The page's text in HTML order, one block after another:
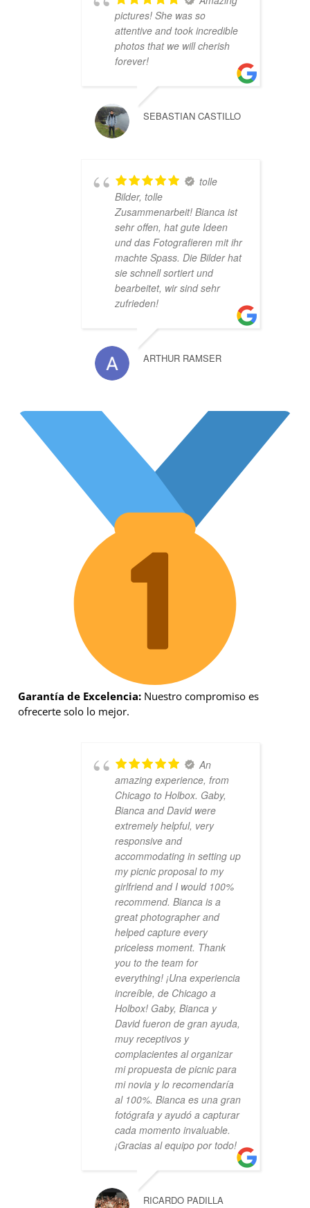
pictures! She was so
attentive and took incredible
photos that we will cherish
forever!
SEBASTIAN CASTILLO
tolle
Bilder, tolle
Zusammenarbeit! Bianca ist
sehr offen, hat gute Ideen
und das Fotografieren mit ihr
machte Spass. Die Bilder hat
sie schnell sortiert und
bearbeitet, wir sind sehr
zufrieden!
ARTHUR RAMSER
Garantía de Excelencia: Nuestro compromiso es
ofrecerte solo lo mejor.
An
amazing experience, from
Chicago to Holbox. Gaby,
Bianca and David were
extremely helpful, very
responsive and
accommodating in setting up
my picnic proposal to my
girlfriend and I would 100%
recommend. Bianca is a
great photographer and
helped capture every
priceless moment. Thank
you to the team for
everything! ¡Una experiencia
increíble, de Chicago a
Holbox! Gaby, Bianca y
David fueron de gran ayuda,
muy receptivos y
complacientes al organizar
mi propuesta de picnic para
mi novia y lo recomendaría
al 100%. Bianca es una gran
fotógrafa y ayudó a capturar
cada momento invaluable.
¡Gracias al equipo por todo!
RICARDO PADILLA